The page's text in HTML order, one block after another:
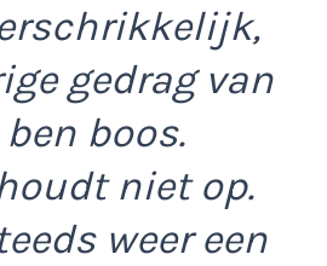
gedrag van
boos.
niet op.
weer een